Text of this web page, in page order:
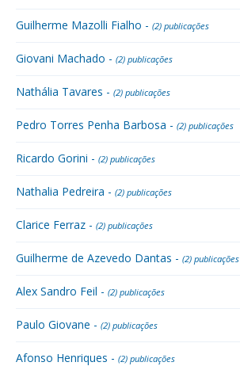
Guilherme Mazolli Fialho - (2) publicações
Giovani Machado - (2) publicações
Nathália Tavares - (2) publicações
Pedro Torres Penha Barbosa - (2) publicações
Ricardo Gorini - (2) publicações
Nathalia Pedreira - (2) publicações
Clarice Ferraz - (2) publicações
Guilherme de Azevedo Dantas - (2) publicações
Alex Sandro Feil - (2) publicações
Paulo Giovane - (2) publicações
Afonso Henriques - (2) publicações